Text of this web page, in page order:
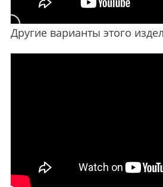
Другие варианты этого